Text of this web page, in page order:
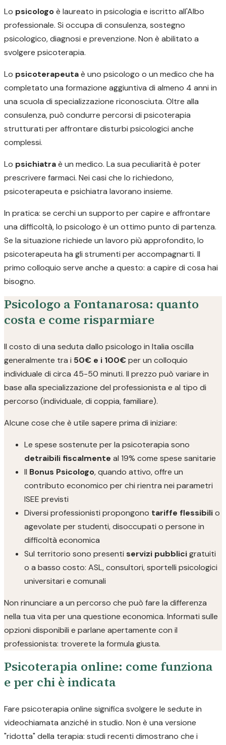
Lo psicologoè laureato in psicologia e iscritto all'Albo
professionale. Si occupa di consulenza, sostegno
psicologico, diagnosi e prevenzione. Non è abilitato a
svolgere psicoterapia.
Lo psicoterapeutaè uno psicologo o un medico che ha
completato una formazione aggiuntiva di almeno 4 anni in
una scuola di specializzazione riconosciuta. Oltre alla
consulenza, può condurre percorsi di psicoterapia
strutturati per affrontare disturbi psicologici anche
complessi.
Lo psichiatraè un medico. La sua peculiarità è poter
prescrivere farmaci. Nei casi che lo richiedono,
psicoterapeuta e psichiatra lavorano insieme.
In pratica: se cerchi un supporto per capire e affrontare
una difficoltà, lo psicologo è un ottimo punto di partenza.
Se la situazione richiede un lavoro più approfondito, lo
psicoterapeuta ha gli strumenti per accompagnarti. Il
primo colloquio serve anche a questo: a capire di cosa hai
bisogno.
Psicologo a Fontanarosa: quanto
costa e come risparmiare
Il costo di una seduta dallo psicologo in Italia oscilla
generalmente tra i 50€ e i 100€ per un colloquio
individuale di circa 45-50 minuti. Il prezzo può variare in
base alla specializzazione del professionista e al tipo di
percorso (individuale, di coppia, familiare).
Alcune cose che è utile sapere prima di iniziare:
Le spese sostenute per la psicoterapia sono
detraibili fiscalmente al 19% come spese sanitarie
Il Bonus Psicologo, quando attivo, offre un
contributo economico per chi rientra nei parametri
ISEE previsti
Diversi professionisti propongono tariffe flessibilio
agevolate per studenti, disoccupati o persone in
difficoltà economica
Sul territorio sono presenti servizi pubblicigratuiti
o a basso costo: ASL, consultori, sportelli psicologici
universitari e comunali
Non rinunciare a un percorso che può fare la differenza
nella tua vita per una questione economica. Informati sulle
opzioni disponibili e parlane apertamente con il
professionista: troverete la formula giusta.
Psicoterapia online: come funziona
e per chi è indicata
Fare psicoterapia online significa svolgere le sedute in
videochiamata anziché in studio. Non è una versione
"ridotta" della terapia: studi recenti dimostrano che i